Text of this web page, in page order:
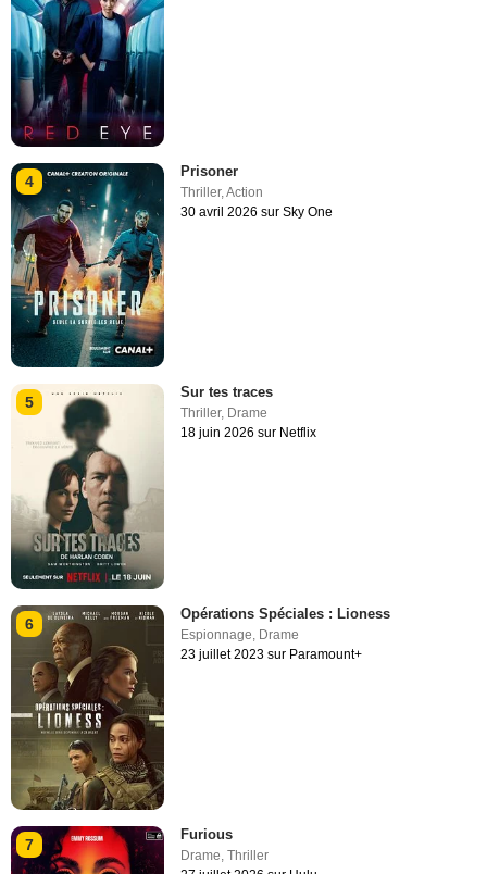
4
Prisoner
Thriller,Action
30 avril 2026 sur Sky One
5
Sur tes traces
Thriller, Drame
18 juin 2026 sur Netflix
6
Opérations Spéciales : Lioness
Espionnage Drame
23 juillet 2023 sur Paramount+
7
Furious
Drame,Thriller